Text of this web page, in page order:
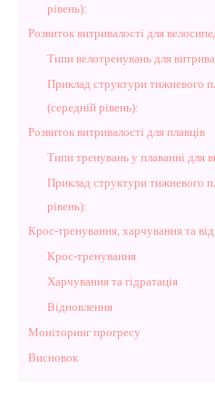
рівень):
Розвиток витривалості для
Типи велотренувань для
Приклад структури тижневого
(середній рівень):
Розвиток витривалості для плавців
Типи тренувань у плаванні для
Приклад структури тижневого
рівень):
Крос-тренування, харчування та
Крос-тренування
Харчування та гідратація
Відновлення
Моніторинг прогресу
Висновок